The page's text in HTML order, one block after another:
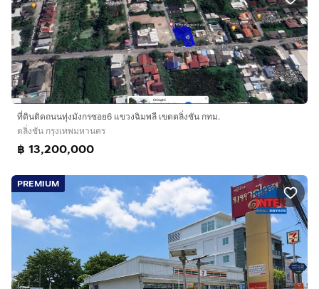
ที่ดินติดถนนทุ่งมังกรซอย6 แขวงฉิมพลี เขตตลิ่งชัน กทม.
ตลิ่งชัน กรุงเทพมหานคร
฿ 13,200,000
PREMIUM